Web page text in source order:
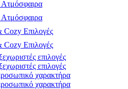
Επιλογές
Επιλογές
επιλογές
επιλογές
χαρακτήρα
χαρακτήρα